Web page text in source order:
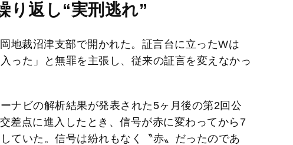
u
e
り返し“実刑逃れ”
地裁沼津支部で開かれた。証言台に立ったWは
った」と無罪を主張し、従来の証言を変えなかっ
ナビの解析結果が発表された5ヶ月後の第2回公
差点に進入したとき、信号が赤に変わってから7
ていた。信号は紛れもなく〝赤〟だったのであ